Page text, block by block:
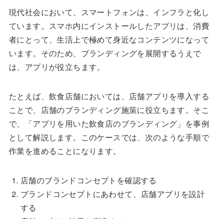
現代社会において、スマートフォンは、インフラと化し
ています。スマホ内にインストールしたアプリは、消費
者にとって、生活上で極めて身近なコンテンツになって
います。そのため、ブランディングを展開するうえで
は、アプリが役立ちます。
たとえば、飲食店舗においては、店舗アプリを導入する
ことで、店舗のブランディング施策に役立ちます。そこ
で、「アプリを用いた飲食店のブランディング」を事例
として解説します。このケースでは、次のような手順で
作業を進めることになります。
店舗のブランドコンセプトを確認する
ブランドコンセプトにあわせて、店舗アプリを設計
する